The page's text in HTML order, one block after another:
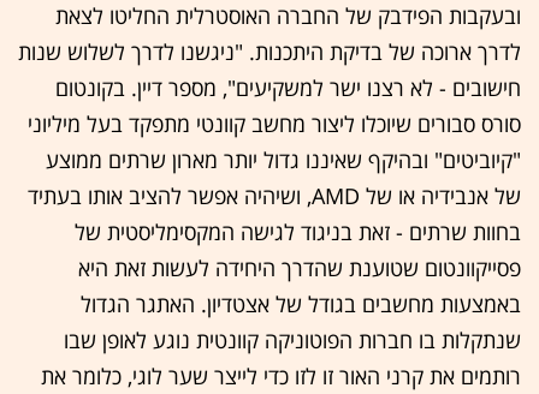
ובעקבות הפידבק של החברה האוסטרלית החליטו לצאת
לדרך ארוכה של בדיקת היתכנות. "ניגשנו לדרך לשלוש שנות
חישובים - לא רצנו ישר למשקיעים", מספר דיין. בקונטום
סורס סבורים שיוכלו ליצור מחשב קוונטי מתפקד בעל מיליוני
"קיוביטים" ובהיקף שאיננו גדול יותר מארון שרתים ממוצע
של אנבידיה או של AMD, ושיהיה אפשר להציב אותו בעתיד
בחוות שרתים - זאת בניגוד לגישה המקסימליסטית של
פסייקוונטום שטוענת שהדרך היחידה לעשות זאת היא
באמצעות מחשבים בגודל של אצטדיון. האתגר הגדול
שנתקלות בו חברות הפוטוניקה קוונטית נוגע לאופן שבו
רותמים את קרני האור זו לזו כדי לייצר שער לוגי, כלומר את